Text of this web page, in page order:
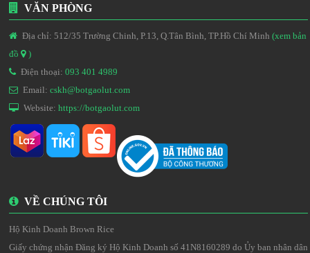
VĂN PHÒNG
Địa chỉ: 512/35 Trường Chinh, P.13, Q.Tân Bình, TP.Hồ Chí Minh (xem bản
đồ
)
Điện thoại: 093 401 4989
Email: cskh@botgaolut.com
Website: https://botgaolut.com
VỀ CHÚNG TÔI
Hộ Kinh Doanh Brown Rice
Giấy chứng nhận Đăng ký Hộ Kinh Doanh số 41N8160289 do Ủy ban nhân dân